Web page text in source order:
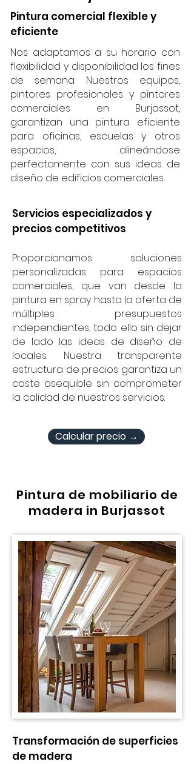
Pintura comercial flexible y
eficiente
Nos adaptamos a su horario con
flexibilidad y disponibilidad los fines
de semana. Nuestros equipos,
pintores profesionales y pintores
comerciales en Burjassot,
garantizan una pintura eficiente
para oficinas, escuelas y otros
espacios, alineándose
perfectamente con sus ideas de
diseño de edificios comerciales.
Servicios especializados y
precios competitivos
Proporcionamos soluciones
personalizadas para espacios
comerciales, que van desde la
pintura en spray hasta la oferta de
múltiples presupuestos
independientes, todo ello sin dejar
de lado las ideas de diseño de
locales. Nuestra transparente
estructura de precios garantiza un
coste asequible sin comprometer
la calidad de nuestros servicios.
Calcular precio →
Pintura de mobiliario de
madera in Burjassot
Transformación de superficies
de madera